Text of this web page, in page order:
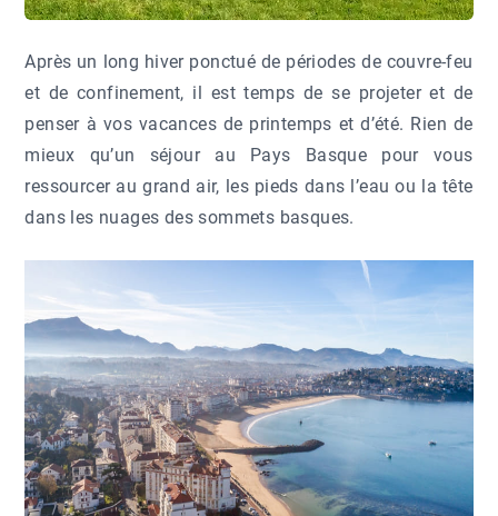
Après un long hiver ponctué de périodes de couvre-feu
et de confinement, il est temps de se projeter et de
penser à vos vacances de printemps et d’été. Rien de
mieux qu’un séjour au Pays Basque pour vous
ressourcer au grand air, les pieds dans l’eau ou la tête
dans les nuages des sommets basques.